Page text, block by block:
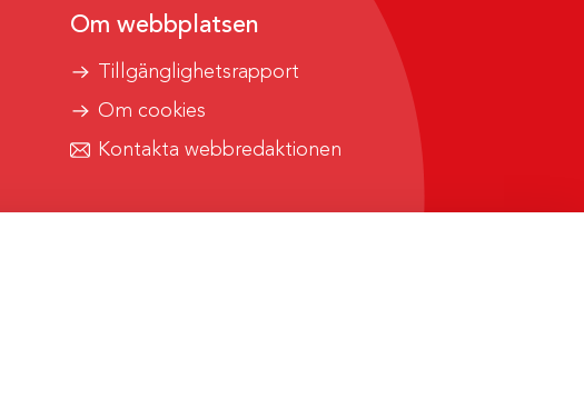
Om webbplatsen
Tillgänglighetsrapport
Om cookies
Kontakta webbredaktionen